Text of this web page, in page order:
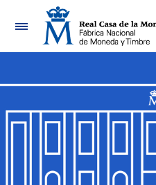
Navegación
Mostrar/Ocultar
Mostrar/Ocultar